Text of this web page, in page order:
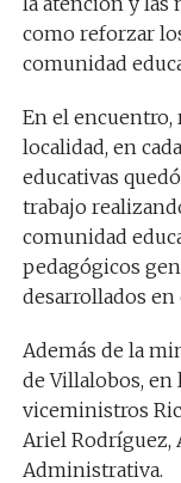
como reforzar
comunidad
En el encuentro,
localidad, en
educativas
trabajo
comunidad
pedagógicos
desarrollados en
Además de la
de Villalobos,
viceministros
Ariel Rodríguez,
Administrativa.